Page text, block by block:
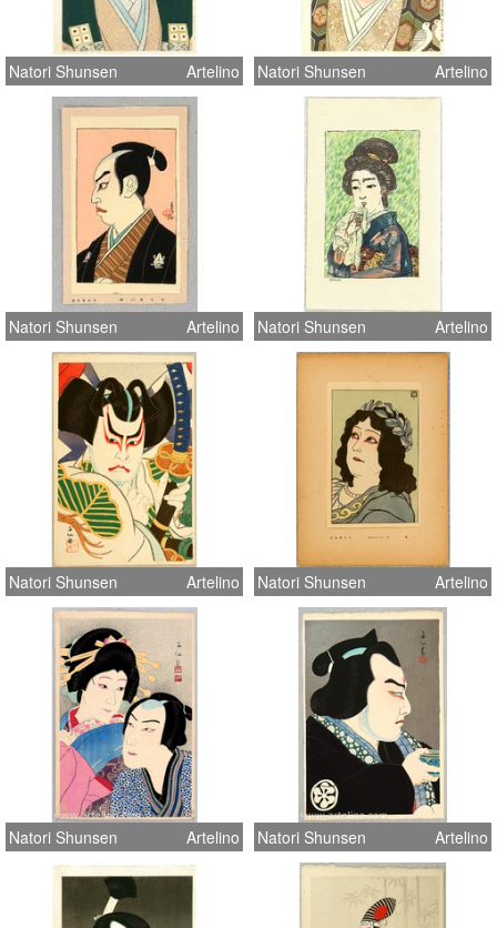
Natori Shunsen Artelino Natori Shunsen Artelino
Natori Shunsen Artelino Natori Shunsen Artelino
Natori Shunsen Artelino Natori Shunsen Artelino
Natori Shunsen Artelino Natori Shunsen Artelino